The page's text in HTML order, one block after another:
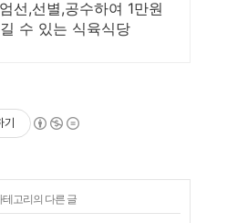
선,선별,공수하여 1만원
수 있는 식육식당
테고리의 다른 글